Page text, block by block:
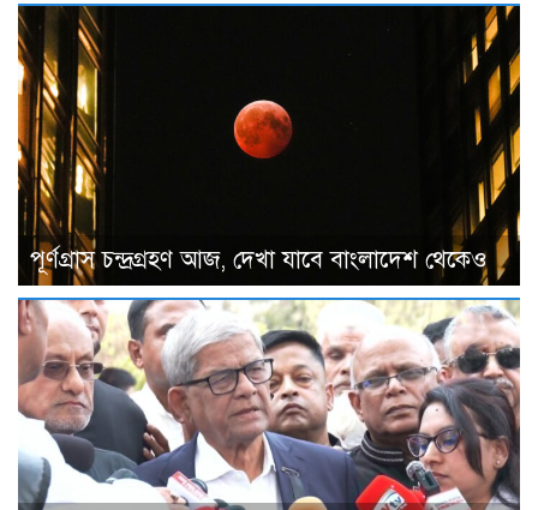
পূর্ণগ্রাস চন্দ্রগ্রহণ আজ, দেখা যাবে বাংলাদেশ থেকেও